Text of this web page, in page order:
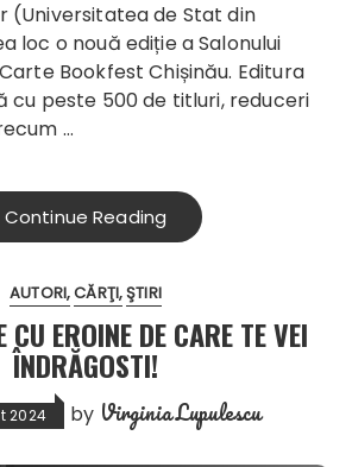
(Universitatea de Stat din
loc o nouă ediție a Salonului
Bookfest Chișinău. Editura
cu peste 500 de titluri, reduceri
…
Continue Reading
AUTORI CĂRŢI ŞTIRI
EROINE DE CARE TE VEI
ÎNDRĂGOSTI!
2024 by Virginia Lupulescu